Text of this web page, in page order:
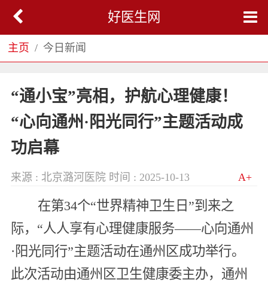
好医生网
主页 今日新闻
“通小宝”亮相，护航心理健康！
“心向通州·阳光同行”主题活动成
功启幕
来源 : 北京潞河医院 时间 : 2025-10-13 A+
在第34个“世界精神卫生日”到来之
际，“人人享有心理健康服务——心向通州
·阳光同行”主题活动在通州区成功举行。
此次活动由通州区卫生健康委主办，通州